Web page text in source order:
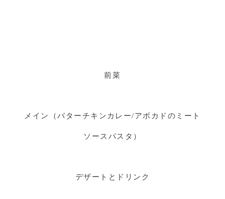
前菜
メイン（バターチキンカレー/アボカドのミート
ソースパスタ）
デザートとドリンク